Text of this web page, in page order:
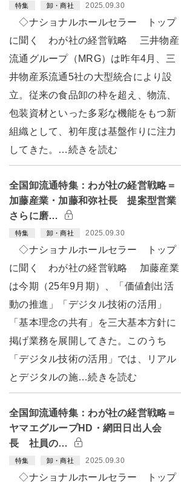
特集 卸・商社 2025.09.30
◇ナショナルホールセラー トップ
に聞く わが社の経営戦略 三井物産
流通グループ（MRG）は昨年4月、三
井物産系流通5社の大型統合により設
立。従来の食品卸の枠を超え、物流、
包装資材といった多彩な機能をもつ新
組織として、初年度は基盤作りに注力
してきた。…続きを読む
全国卸流通特集：わが社の経営戦略＝
加藤産業・加藤和弥社長 提案型営業
さらに磨…
特集 卸・商社 2025.09.30
◇ナショナルホールセラー トップ
に聞く わが社の経営戦略 加藤産業
は今期（25年9月期）、「価値創出活
動の推進」「デジタル技術の活用」
「基本理念の共有」を三大基本方針に
掲げ業務を展開してきた。このうち
「デジタル技術の活用」では、リアル
とデジタルの施…続きを読む
全国卸流通特集：わが社の経営戦略＝
ヤマエグループHD・網田日出人会
長 社員の…
特集 卸・商社 2025.09.30
◇ナショナルホールセラー トップ